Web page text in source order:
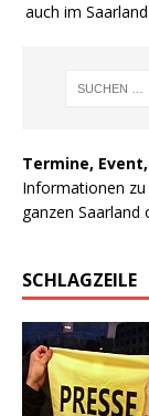
auch im Saarland
Termine,
Informationen zu
ganzen Saarland
SCHLAGZEILE